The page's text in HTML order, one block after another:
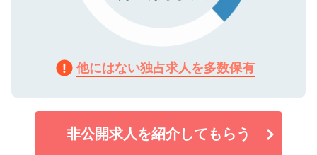
他にはない独占求人を多数保有
非公開求人を紹介してもらう